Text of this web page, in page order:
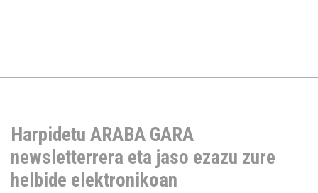
Harpidetu ARABA GARA
newsletterrera eta jaso ezazu zure
helbide elektronikoan